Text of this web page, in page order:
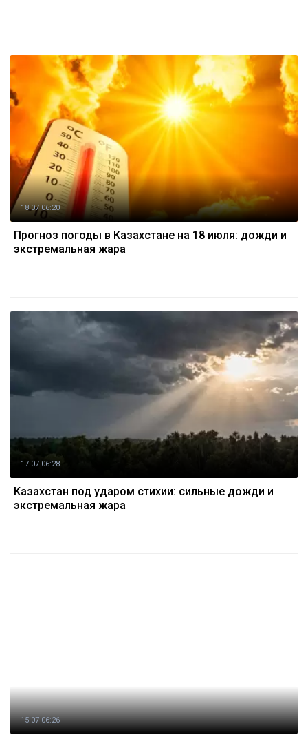
18.07 06:20
Прогноз погоды в Казахстане на 18 июля: дожди и
экстремальная жара
17.07 06:28
Казахстан под ударом стихии: сильные дожди и
экстремальная жара
15.07 06:26